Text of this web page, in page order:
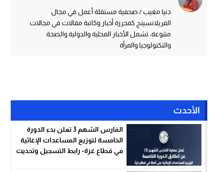
دنيا مغيب / صحفية مستقلة أعمل في مجال
الفريلانسينج كمحررة أخبار وكاتبة مقالات في مجالات
متنوعة، تشمل الأخبار المحلية والدولية والصحة
والتكنولوجيا والمرأة
الأحدث
الفارس الشهم 3 تعلن بدء الدورة
الخامسة لتوزيع المساعدات الإغاثية
في قطاع غزة- رابط التسجيل وتحديث